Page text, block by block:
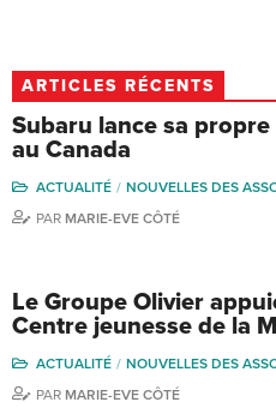
ARTICLES RÉCENTS
Subaru lance sa
au Canada
ACTUALITÉ
NOUVELLES DES
PAR MARIE-EVE CÔTÉ
Le Groupe Olivier
Centre jeunesse de la
ACTUALITÉ
NOUVELLES DES
PAR MARIE-EVE CÔTÉ